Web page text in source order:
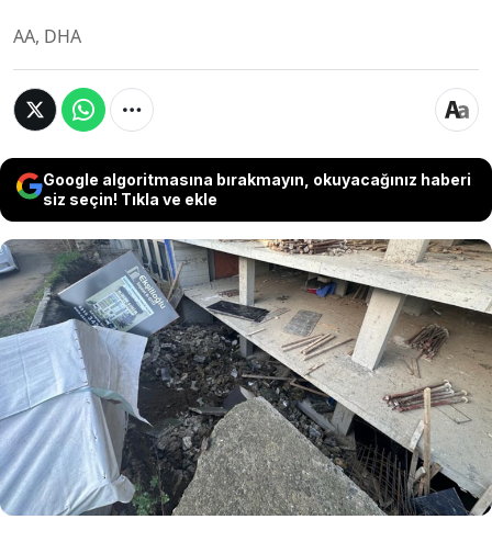
AA, DHA
Google algoritmasına bırakmayın, okuyacağınız haberi
siz seçin! Tıkla ve ekle
İstanbul’da inşaat alanında bir istinat
duvarı çöktü. Duvarın altında kalan 3 işçi
hastaneye kaldırıldı. Yaralı işçilerin
durumunun iyi olduğu belirtildi.